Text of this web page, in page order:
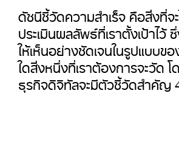
ดัชนีชี้วัดความสำเร็จ คือสิ่งที่จ
ประเมินผลลัพธ์ที่เราตั้งเป้าไว้
ให้เห็นอย่างชัดเจนในรูปแบบข
ใดสิ่งหนึ่งที่เราต้องการจะวัด
ธุรกิจดิจิทัลจะมีตัวชี้วัดสำคัญ